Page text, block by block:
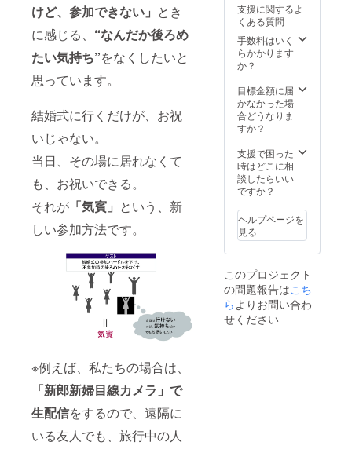
けど、参加できない」 とき
に感じる、 “なんだか後ろめ
たい気持ち”をなくしたいと
思っています。
結婚式に行くだけが、お祝
いじゃない。
当日、その場に居れなくて
も、お祝いできる。
それが 「気賓」 という、新
しい参加方法です。
※例えば、私たちの場合は、
「新郎新婦目線カメラ」で
生配信をするので、遠隔に
いる友人でも、旅行中の人
待 ✔︎
BOOK
の中で
当日の
お写真
載。
また
「共
賓」と
あなた
のお名
前も記
載させ
ます！
支援に関するよ
くある質問
手数料はいく
らかかります
か？
目標金額に届
かなかった場
合どうなりま
すか？
支援で困った
時はどこに相
談したらいい
ですか？
ヘルプページを
見る
このプロジェクト
の問題報告はこち
ら よりお問い合わ
せください